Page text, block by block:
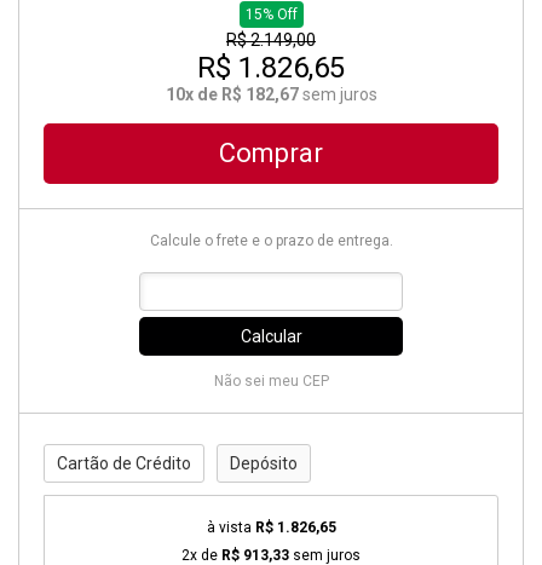
15% Off
R$ 2.149,00
R$ 1.826,65
10x de R$ 182,67 sem juros
Comprar
Calcule o frete e o prazo de entrega.
Calcular
Não sei meu CEP
Cartão de Crédito Depósito
à vista R$ 1.826,65
2x de R$ 913,33 sem juros